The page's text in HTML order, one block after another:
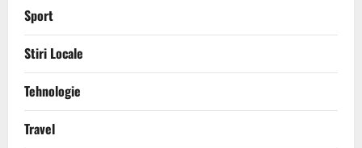
Sport
Stiri Locale
Tehnologie
Travel